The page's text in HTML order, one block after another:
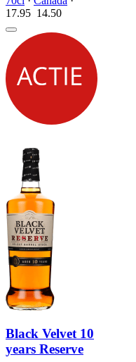
17.95 14.50
Black Velvet 10
years Reserve